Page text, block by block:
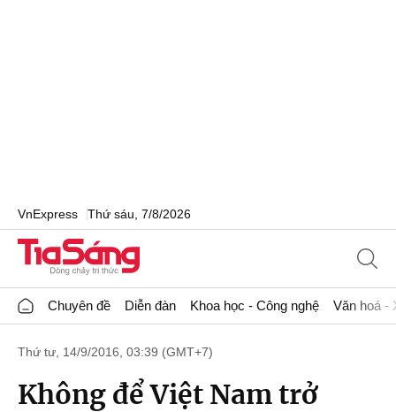
VnExpress Thứ sáu, 7/8/2026
Chuyên đề Diễn đàn Khoa học - Công nghệ Văn hoá -
Thứ tư, 14/9/2016, 03:39 (GMT+7)
Không để Việt Nam trở